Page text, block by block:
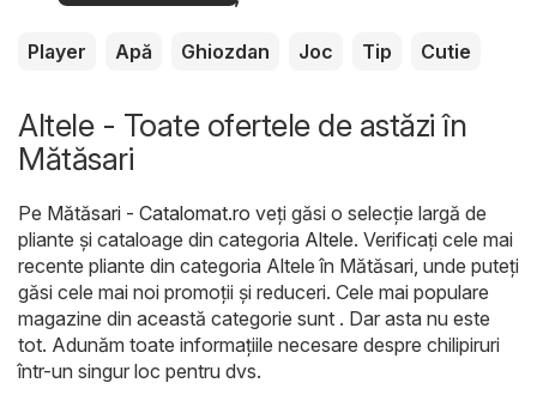
Player Apă Ghiozdan Joc Tip Cutie
Altele - Toate ofertele de astăzi în
Mătăsari
Pe Mătăsari - Catalomat.ro veți găsi o selecție largă de
pliante și cataloage din categoria Altele. Verificați cele mai
recente pliante din categoria Altele în Mătăsari, unde puteți
găsi cele mai noi promoții și reduceri. Cele mai populare
magazine din această categorie sunt . Dar asta nu este
tot. Adunăm toate informațiile necesare despre chilipiruri
într-un singur loc pentru dvs.